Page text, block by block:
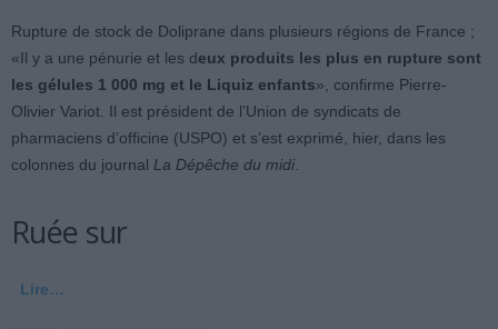
Rupture de stock de Doliprane dans plusieurs régions de France ;
«Il y a une pénurie et les deux produits les plus en rupture sont
les gélules 1 000 mg et le Liquiz enfants», confirme Pierre-
Olivier Variot. Il est président de l’Union de syndicats de
pharmaciens d’officine (USPO) et s’est exprimé, hier, dans les
colonnes du journal La Dépêche du midi.
Ruée sur
Lire…